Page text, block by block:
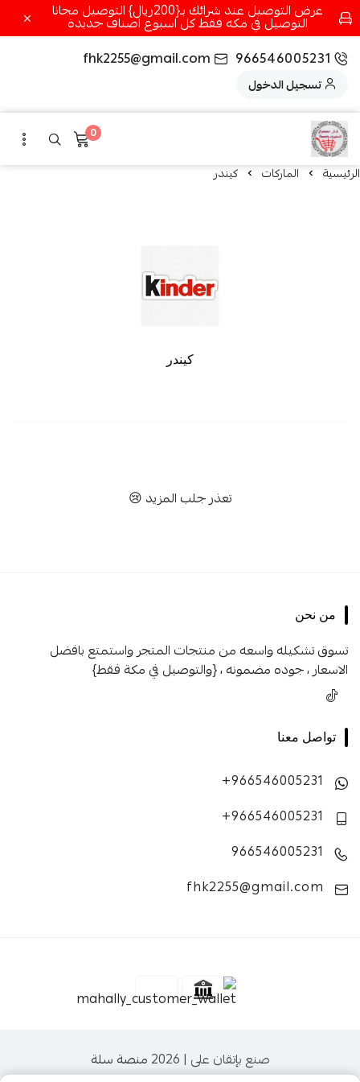
عرض التوصيل عند شرائك بـ{200ريال} التوصيل مجانا
التوصيل في مكه فقط كل اسبوع اصناف جديدة
966546005231
fhk2255@gmail.com
تسجيل الدخول
0
الرئيسية الماركات كيندر
كيندر
تعذر جلب المزيد 😢
من نحن
تسوق تشكيله واسعه من منتجات المتجر واستمتع بافضل
الاسعار ، جوده مضمونه ، {والتوصيل في مكة فقط}
تواصل معنا
+966546005231
+966546005231
966546005231
fhk2255@gmail.com
صنع بإتقان على | 2026 منصة سلة